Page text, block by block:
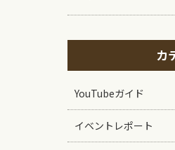
カ
YouTubeガイド
イベントレポート